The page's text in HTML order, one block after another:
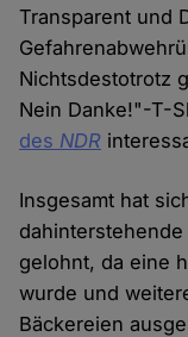
Transparent und
Nichtsdestotrotz
Nein Danke!"-T-
des NDR
Insgesamt hat
gelohnt, da eine
wurde und
Bäckereien